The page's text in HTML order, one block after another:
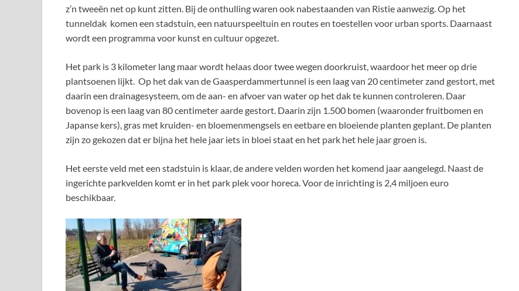
z’n tweeën net op kunt zitten. Bij de onthulling waren ook nabestaanden van Ristie aanwezig. Op het
tunneldak komen een stadstuin, een natuurspeeltuin en routes en toestellen voor urban sports. Daarnaast
wordt een programma voor kunst en cultuur opgezet.
Het park is 3 kilometer lang maar wordt helaas door twee wegen doorkruist, waardoor het meer op drie
plantsoenen lijkt. Op het dak van de Gaasperdammertunnel is een laag van 20 centimeter zand gestort, met
daarin een drainagesysteem, om de aan- en afvoer van water op het dak te kunnen controleren. Daar
bovenop is een laag van 80 centimeter aarde gestort. Daarin zijn 1.500 bomen (waaronder fruitbomen en
Japanse kers), gras met kruiden- en bloemenmengsels en eetbare en bloeiende planten geplant. De planten
zijn zo gekozen dat er bijna het hele jaar iets in bloei staat en het park het hele jaar groen is.
Het eerste veld met een stadstuin is klaar, de andere velden worden het komend jaar aangelegd. Naast de
ingerichte parkvelden komt er in het park plek voor horeca. Voor de inrichting is 2,4 miljoen euro
beschikbaar.